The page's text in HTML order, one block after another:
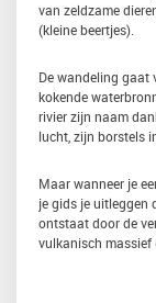
van zeldzame
(kleine beertjes).
De wandeling gaat
kokende
rivier zijn naam
lucht, zijn borstels
Maar wanneer je
je gids je uitleggen
ontstaat door de
vulkanisch massief